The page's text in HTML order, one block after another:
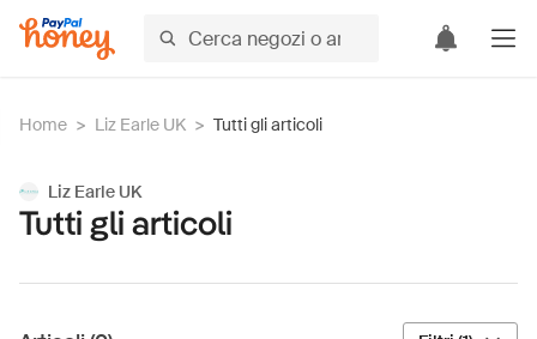
Home > Liz Earle UK > Tutti gli articoli
Liz Earle UK
Tutti gli articoli